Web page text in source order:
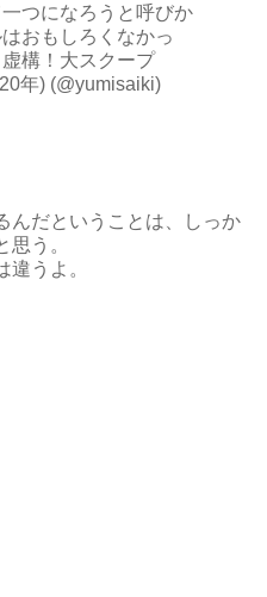
つになろうと呼びか
おもしろくなかっ
構！大スクープ
年) (@yumisaiki)
んだということは、しっか
う。
うよ。